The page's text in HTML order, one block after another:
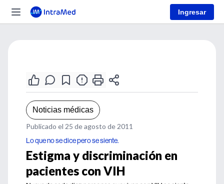
Ingresar
Noticias médicas
Publicado el 25 de agosto de 2011
Lo que no se dice pero se siente.
Estigma y discriminación en
pacientes con VIH